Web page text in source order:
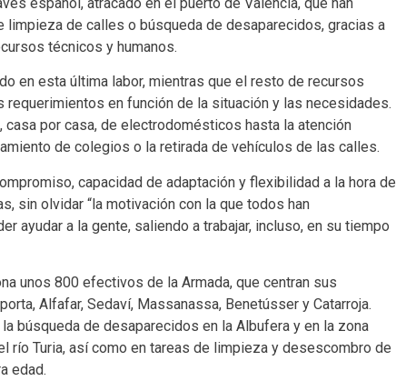
limpieza de calles o búsqueda de desaparecidos, gracias a
técnicos y humanos.
en esta última labor, mientras que el resto de recursos
requerimientos en función de la situación y las necesidades.
casa por casa, de electrodomésticos hasta la atención
de colegios o la retirada de vehículos de las calles.
capacidad de adaptación y flexibilidad a la hora de
sin olvidar “la motivación con la que todos han
ayudar a la gente, saliendo a trabajar, incluso, en su tiempo
unos 800 efectivos de la Armada, que centran sus
Alfafar, Sedaví, Massanassa, Benetússer y Catarroja.
búsqueda de desaparecidos en la Albufera y en la zona
río Turia, así como en tareas de limpieza y desescombro de
edad.